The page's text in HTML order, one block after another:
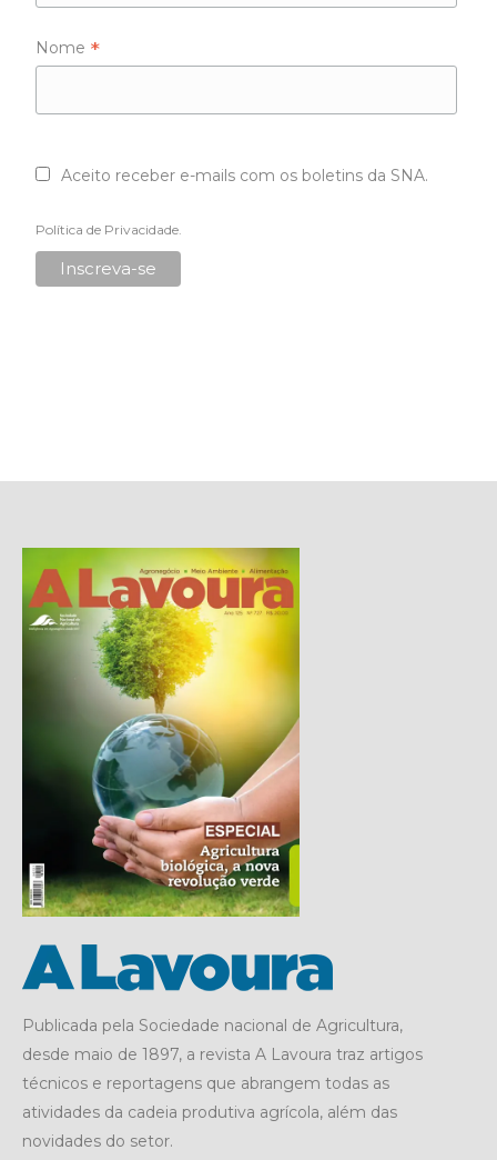
Nome *
Aceito receber e-mails com os boletins da SNA.
Política de Privacidade.
Publicada pela Sociedade nacional de Agricultura,
desde maio de 1897, a revista A Lavoura traz artigos
técnicos e reportagens que abrangem todas as
atividades da cadeia produtiva agrícola, além das
novidades do setor.